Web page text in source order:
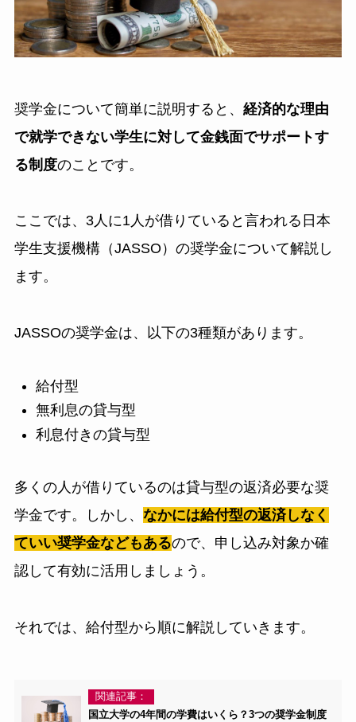
奨学金について簡単に説明すると、 経済的な理由
で就学できない学生に対して金銭面でサポートす
る制度のことです。
ここでは、3人に1人が借りていると言われる日本
学生支援機構（JASSO）の奨学金について解説し
ます。
JASSOの奨学金は、以下の3種類があります。
給付型
無利息の貸与型
利息付きの貸与型
多くの人が借りているのは貸与型の返済必要な奨
学金です。しかし、 なかには給付型の返済しなく
ていい奨学金などもあるので、申し込み対象か確
認して有効に活用しましょう。
それでは、給付型から順に解説していきます。
関連記事：
国立大学の4年間の学費はいくら？3つの奨学金制度